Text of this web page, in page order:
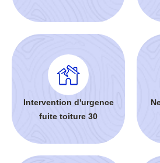
Intervention d'urgence
fuite toiture 30